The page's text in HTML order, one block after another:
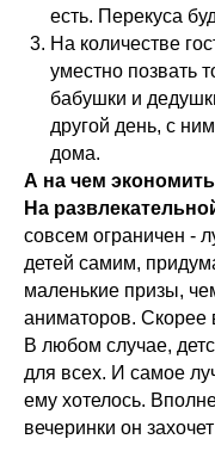
есть. Перекуса
На количестве
уместно позвать
бабушки и
другой день, с
дома.
А на чем
На
совсем ограничен -
детей самим,
маленькие призы,
аниматоров. Скорее
В любом случае,
для всех. И самое
ему хотелось.
вечеринки он